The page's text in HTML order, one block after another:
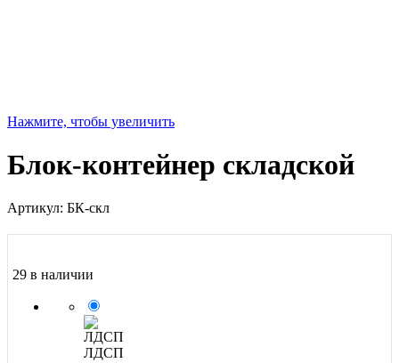
Нажмите, чтобы увеличить
Блок-контейнер складской
Артикул: БК-скл
29 в наличии
ЛДСП